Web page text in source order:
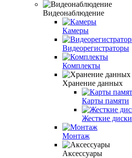
Видеонаблюдение
Камеры
Видеорегистраторы
Комплекты
Хранение данных
Карты памяти
Жесткие диски
Монтаж
Аксессуары